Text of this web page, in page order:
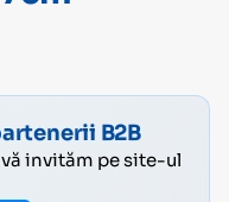
B2B
invităm pe site-ul